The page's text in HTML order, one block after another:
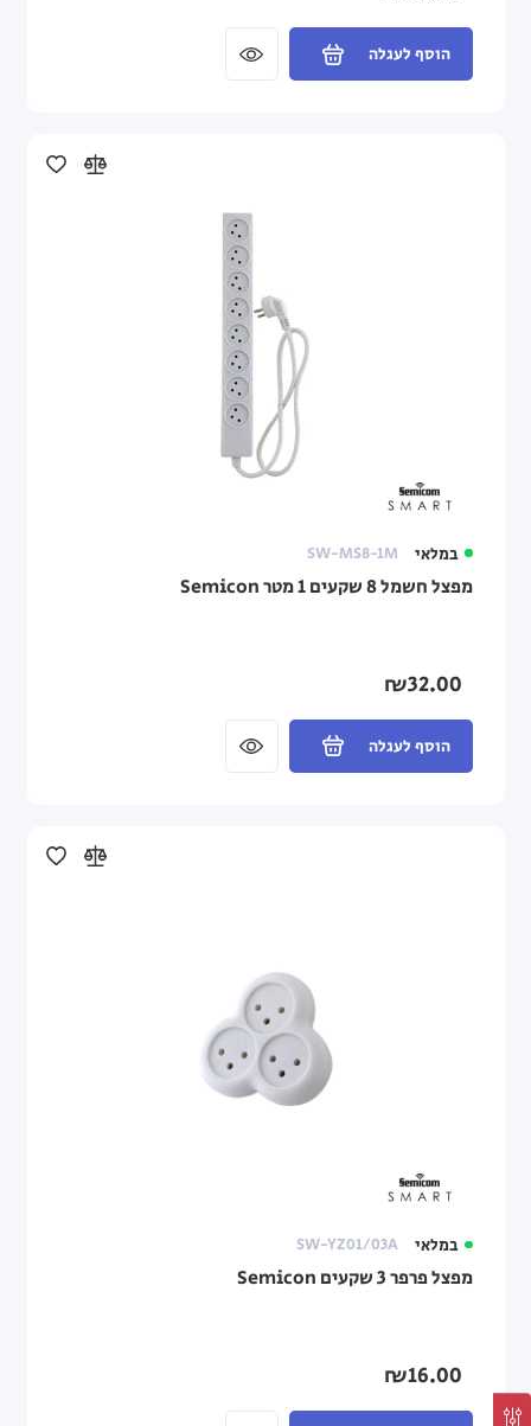
הוסף לעגלה
במלאי SW-MS8-1M
מפצל חשמל 8 שקעים 1 מטר Semicon
₪32.00
הוסף לעגלה
במלאי SW-YZ01/03A
מפצל פרפר 3 שקעים Semicon
₪16.00